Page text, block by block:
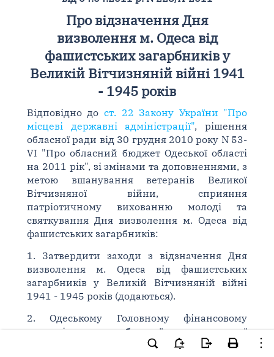
Про відзначення Дня
визволення м. Одеса від
фашистських загарбників у
Великій Вітчизняній війні 1941
- 1945 років
Відповідно до ст. 22 Закону України "Про
місцеві державні адміністрації", рішення
обласної ради від 30 грудня 2010 року N 53-
VI "Про обласний бюджет Одеської області
на 2011 рік", зі змінами та доповненнями, з
метою вшанування ветеранів Великої
Вітчизняної війни, сприяння
патріотичному вихованню молоді та
святкування Дня визволення м. Одеса від
фашистських загарбників:
1. Затвердити заходи з відзначення Дня
визволення м. Одеса від фашистських
загарбників у Великій Вітчизняній війні
1941 - 1945 років (додаються).
2. Одеському Головному фінансовому
управлінню обласної державної
адміністрації (Зінченко М. А.) виділити